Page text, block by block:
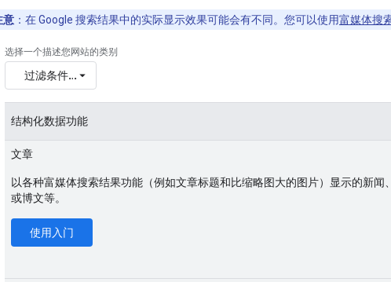
意 ：在 Google 搜索结果中的实际显示效果可能会有不同。您可以使用富媒体搜
选择一个描述您网站的类别
过滤条件…
结构化数据功能
文章
以各种富媒体搜索结果功能（例如文章标题和比缩略图大的图片）显示的新闻
或博文等。
使用入门